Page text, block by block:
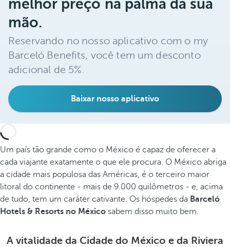
melhor preço na palma da sua
mão.
Reservando no nosso aplicativo com o my
Barceló Benefits, você tem um desconto
adicional de 5%.
Baixar nosso aplicativo
Um país tão grande como o México é capaz de oferecer a
cada viajante exatamente o que ele procura. O México abriga
a cidade mais populosa das Américas, é o terceiro maior
litoral do continente - mais de 9.000 quilômetros - e, acima
de tudo, tem um caráter cativante. Os hóspedes da Barceló
Hotels & Resorts no México sabem disso muito bem.
A vitalidade da Cidade do México e da Riviera